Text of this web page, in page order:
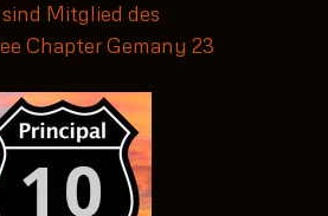
Mitglied des
Chapter Gemany 23